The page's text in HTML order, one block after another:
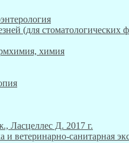
(для
химия
Ласцеллес Д. 2017 г.
и ветеринарно-санитарная